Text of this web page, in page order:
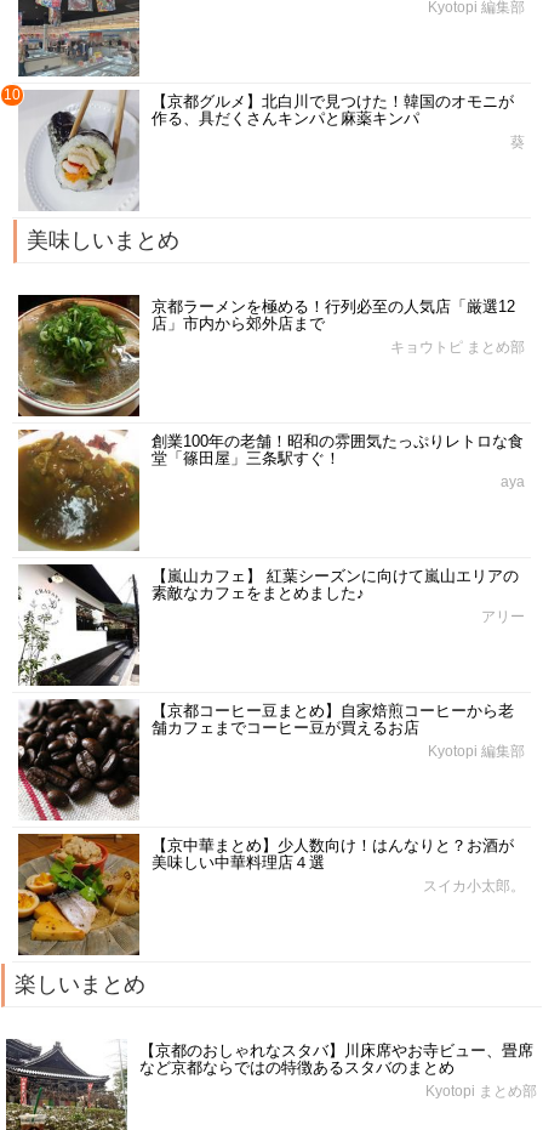
Kyotopi 編集部
10
【京都グルメ】北白川で見つけた！韓国のオモニが
作る、具だくさんキンパと麻薬キンパ
葵
美味しいまとめ
京都ラーメンを極める！行列必至の人気店「厳選12
店」市内から郊外店まで
キョウトピ まとめ部
創業100年の老舗！昭和の雰囲気たっぷりレトロな食
堂「篠田屋」三条駅すぐ！
aya
【嵐山カフェ】 紅葉シーズンに向けて嵐山エリアの
素敵なカフェをまとめました♪
アリー
【京都コーヒー豆まとめ】自家焙煎コーヒーから老
舗カフェまでコーヒー豆が買えるお店
Kyotopi 編集部
【京中華まとめ】少人数向け！はんなりと？お酒が
美味しい中華料理店４選
スイカ小太郎。
楽しいまとめ
【京都のおしゃれなスタバ】川床席やお寺ビュー、畳席
など京都ならではの特徴あるスタバのまとめ
Kyotopi まとめ部